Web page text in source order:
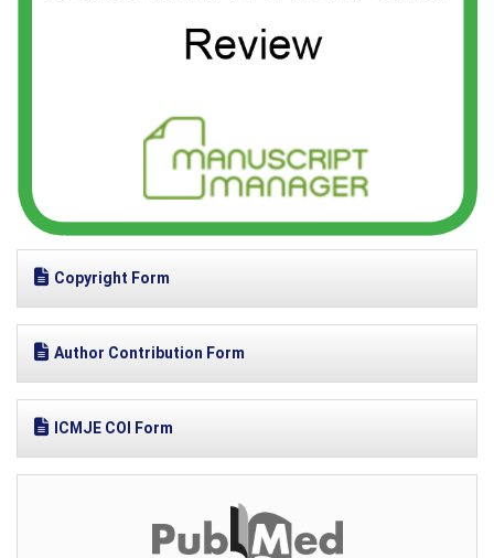
Copyright Form
Author Contribution Form
ICMJE COI Form